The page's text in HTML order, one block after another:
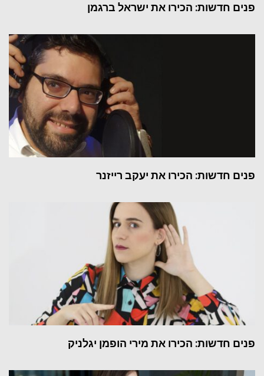
פנים חדשות: הכירו את ישראל ברגמן
פנים חדשות: הכירו את יעקב רייזנר
פנים חדשות: הכירו את מירי הופמן יגלניק